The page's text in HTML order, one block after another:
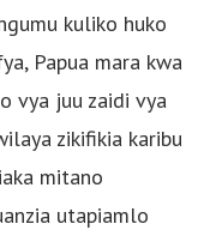
kuliko huko
Papua mara kwa
vya juu zaidi vya
zikifikia karibu
mitano
utapiamlo